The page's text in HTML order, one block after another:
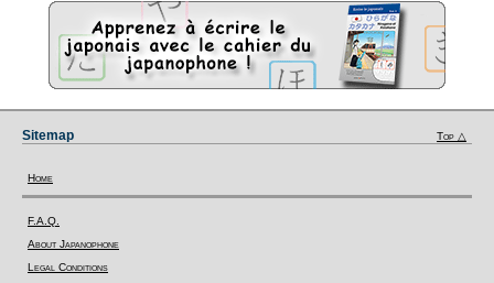
Sitemap Top △
Home
F.A.Q.
About Japanophone
Legal Conditions